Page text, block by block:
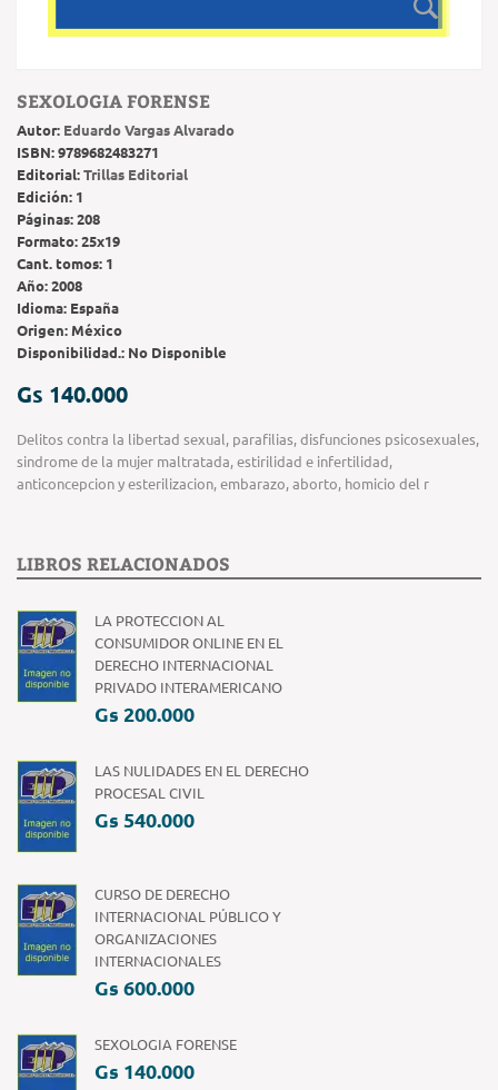
SEXOLOGIA FORENSE
Autor: Eduardo Vargas Alvarado
ISBN:9789682483271
Editorial:Trillas Editorial
Edición: 1
Páginas:208
Formato:25x19
Cant. tomos: 1
Año:2008
Idioma: España
Origen:México
Disponibilidad.: No Disponible
Gs 140.000
Delitos contra la libertad sexual, parafilias, disfunciones psicosexuales,
sindrome de la mujer maltratada, estirilidad e infertilidad,
anticoncepcion y esterilizacion, embarazo, aborto, homicio del r
LIBROS RELACIONADOS
LA PROTECCION AL
CONSUMIDOR ONLINE EN EL
DERECHO INTERNACIONAL
PRIVADO INTERAMERICANO
Gs 200.000
LAS NULIDADES EN EL DERECHO
PROCESAL CIVIL
Gs 540.000
CURSO DE DERECHO
INTERNACIONAL PÚBLICO Y
ORGANIZACIONES
INTERNACIONALES
Gs 600.000
SEXOLOGIA FORENSE
Gs 140.000